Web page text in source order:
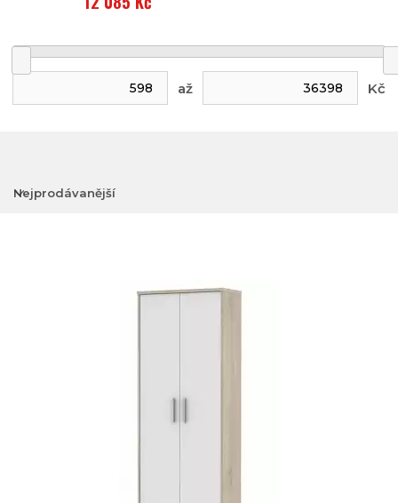
až Kč
Nejprodávanější